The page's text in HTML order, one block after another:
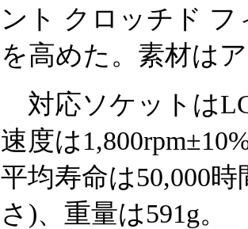
ント クロッチド
を高めた。素材は
対応ソケットは
速度は
平均寿命は50,000
さ)、重量は591g。